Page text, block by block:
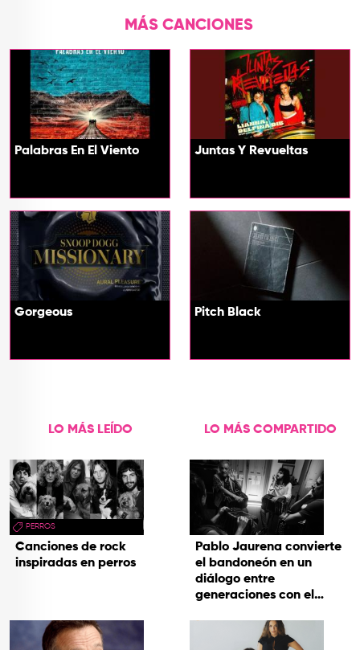
MÁS CANCIONES
Palabras En El Viento Juntas Y Revueltas
Gorgeous Pitch Black
LO MÁS LEÍDO
PERROS
Canciones de rock
inspiradas en perros
LO MÁS COMPARTIDO
Pablo Jaurena convierte
el bandoneón en un
diálogo entre
generaciones con el
hecho cenizas